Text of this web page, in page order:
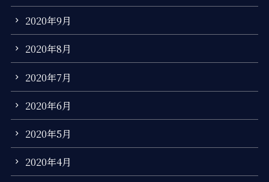
2020年9月
2020年8月
2020年7月
2020年6月
2020年5月
2020年4月